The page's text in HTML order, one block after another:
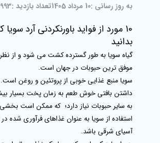
به روز رسانی :10 مرداد 1405 تعداد بازدید :
10 مورد از فواید باورنکردنی آرد سویا
بدانید
گیاه سویا به طور گسترده کشت می شود و از
موفق ترین حبوبات در جهان است.
سویا منبع غذایی خوبی از پروتئین و روغن
داشتن بافتی خوش طعم به زمان پخت بسیار
به سایر حبوبات نیاز دارد؛ که ممکن است بخشی
استفاده از سویا به عنوان غذاهای فرآوری شده
آسیای شرقی باشد.